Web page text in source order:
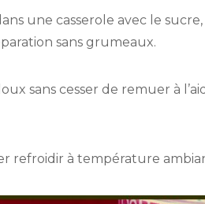
une casserole avec le
sans grumeaux.
sans cesser de remuer à
refroidir à température